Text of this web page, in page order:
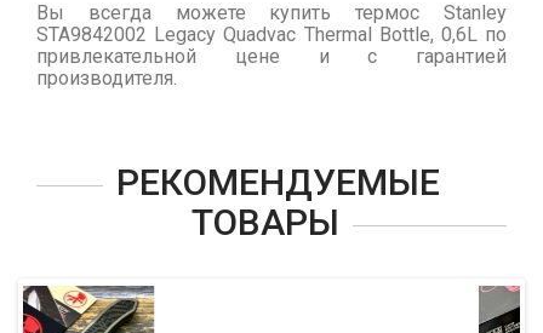
Вы всегда можете купить термос Stanley
STA9842002 Legacy Quadvac Thermal Bottle, 0,6L по
привлекательной цене и с гарантией
производителя.
РЕКОМЕНДУЕМЫЕ
ТОВАРЫ